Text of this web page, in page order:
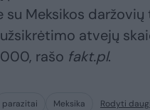
su Meksikos daržovių
atvejų
rašo fakt.pl.
parazitai Meksika Rodyti